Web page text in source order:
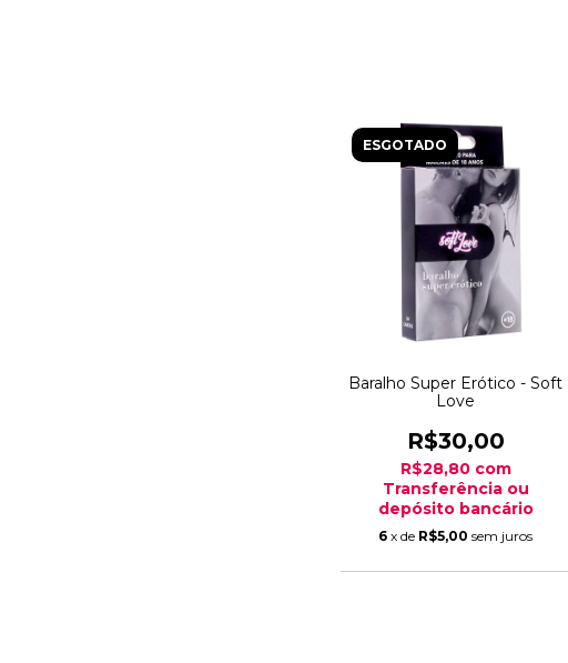
ESGOTADO
Baralho Super Erótico - Soft
Love
R$30,00
R$28,80 com
Transferência ou
depósito bancário
6 x de R$5,00 sem juros